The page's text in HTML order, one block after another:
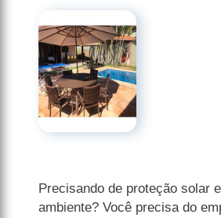
Precisando de proteção solar
ambiente? Você precisa do